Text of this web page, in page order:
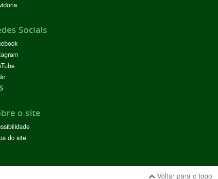
Sociais
o site
do site
Voltar para o topo